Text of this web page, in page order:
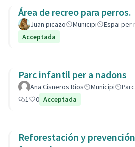
Área de recreo para perros.
Juan picazo Municipi Espai per
Acceptada
Parc infantil per a nadons
Ana Cisneros Rios Municipi
1
0 Acceptada
Reforestación y